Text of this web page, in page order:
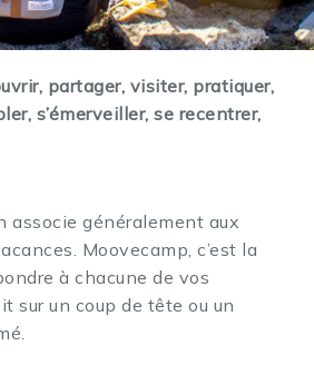
partager, visiter, pratiquer,
s’émerveiller, se recentrer,
associe généralement aux
Moovecamp, c’est la
à chacune de vos
sur un coup de tête ou un